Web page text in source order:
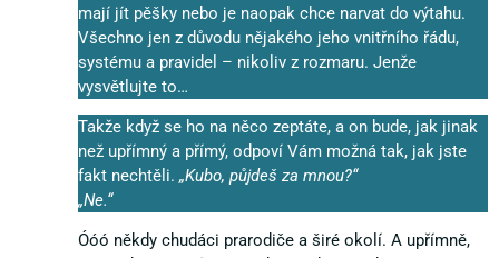
mají jít pěšky nebo je naopak chce narvat do výtahu.
Všechno jen z důvodu nějakého jeho vnitřního řádu,
systému a pravidel – nikoliv z rozmaru. Jenže
vysvětlujte to…
Takže když se ho na něco zeptáte, a on bude, jak jinak
než upřímný a přímý, odpoví Vám možná tak, jak jste
fakt nechtěli. „Kubo, půjdeš za mnou?“
„Ne.“
Óóó někdy chudáci prarodiče a širé okolí. A upřímně,